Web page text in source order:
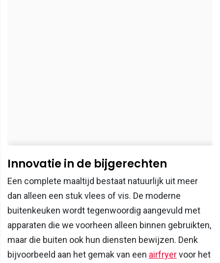
Innovatie in de bijgerechten
Een complete maaltijd bestaat natuurlijk uit meer
dan alleen een stuk vlees of vis. De moderne
buitenkeuken wordt tegenwoordig aangevuld met
apparaten die we voorheen alleen binnen gebruikten,
maar die buiten ook hun diensten bewijzen. Denk
bijvoorbeeld aan het gemak van een airfryervoor het